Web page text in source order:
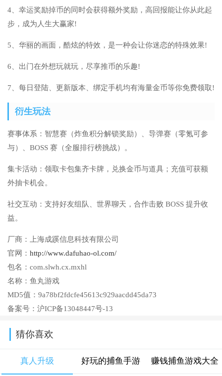
4、幸运奖励掉币的同时会获得额外奖励，高回报能让你从此起
步，成为人生大赢家!
5、华丽的画面，酷炫的特效，是一种会让你迷恋的特殊效果!
6、出门在外想玩就玩，尽享推币的乐趣!
7、每日登陆、更新版本、绑定手机均有海量金币等你免费领取!
衍生玩法
赛事体系：智慧赛（炸鱼积分解锁奖励）、导弹赛（零氪可参
与）、BOSS 赛（全服排行榜挑战）。
集卡活动：领取卡包集齐卡牌，兑换金币与道具；充值可获额
外抽卡机会。
社交互动：支持好友组队、世界聊天，合作击败 BOSS 提升收
益。
厂商：
上海成蹊信息科技有限公司
官网： http://www.dafuhao-ol.com/
包名： com.slwh.cx.mxhl
名称： 鱼丸游戏
MD5值： 9a78bf2fdcfe45613c929aacdd45da73
备案号： 沪ICP备13048447号-13
猜你喜欢
真人升级 好玩的捕鱼手游 赚钱捕鱼游戏大全